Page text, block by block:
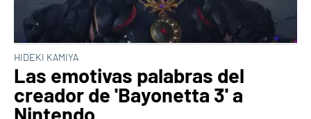
HIDEKI KAMIYA
Las emotivas palabras del
creador de 'Bayonetta 3' a
Nintendo